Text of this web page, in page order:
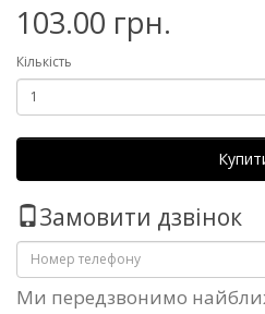
103.00 грн.
Кількість
Замовити дзвінок
Ми передзвонимо